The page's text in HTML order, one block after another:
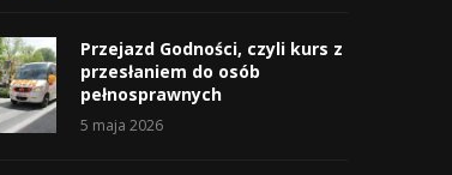
Przejazd Godności, czyli kurs z
przesłaniem do osób
pełnosprawnych
5 maja 2026